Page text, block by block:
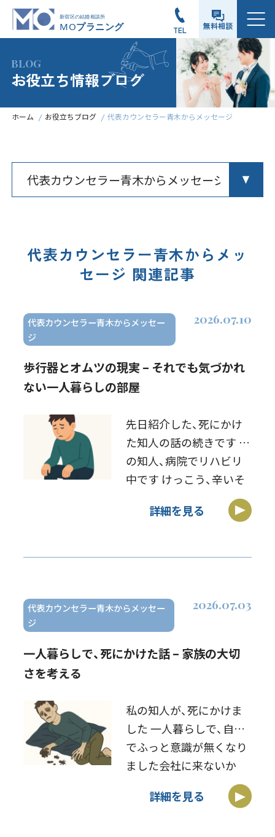
TEL 無料相談
メニュー
BLOG
お役立ち情報ブログ
ホーム お役立ちブログ 代表カウンセラー青木からメッセージ
代表カウンセラー青木からメッ
セージ 関連記事
代表カウンセラー青木からメッセー
ジ
2026.07.10
歩行器とオムツの現実 – それでも気づかれ
ない一人暮らしの部屋
先日紹介した、死にかけ
た知人の話の続きです そ
の知人、病院でリハビリ
中です けっこう、辛いそ
うです100メートルを歩
くこともできず、歩行器
詳細を見る
代表カウンセラー青木からメッセー
ジ
2026.07.03
一人暮らしで、死にかけた話 – 家族の大切
さを考える
私の知人が、死にかけま
した 一人暮らしで、自宅
でふっと意識が無くなり
ました会社に来ないか
ら、数日後に上司が見に
来ましたそして、救急隊
詳細を見る